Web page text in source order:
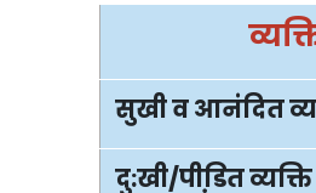
सुखीवआनंदित
दु:खी/पीडि़तव्यक्ति